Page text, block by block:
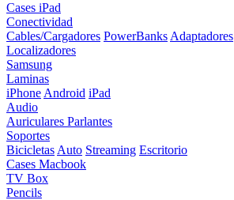
Cases iPad
Conectividad
Cables/Cargadores PowerBanks Adaptadores
Localizadores
Samsung
Laminas
iPhone Android iPad
Audio
Auriculares Parlantes
Soportes
Bicicletas Auto Streaming Escritorio
Cases Macbook
TV Box
Pencils